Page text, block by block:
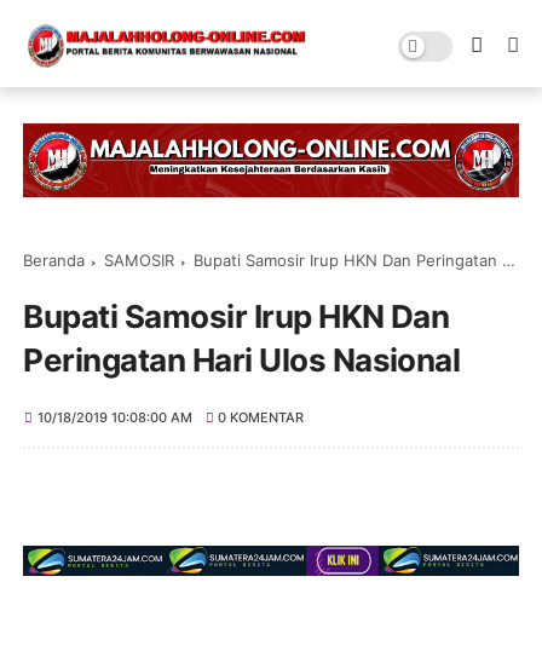
Beranda SAMOSIR Bupati Samosir Irup HKN Dan Peringatan Hari Ulos Nasional
Bupati Samosir Irup HKN Dan
Peringatan Hari Ulos Nasional
10/18/2019 10:08:00 AM 0 KOMENTAR